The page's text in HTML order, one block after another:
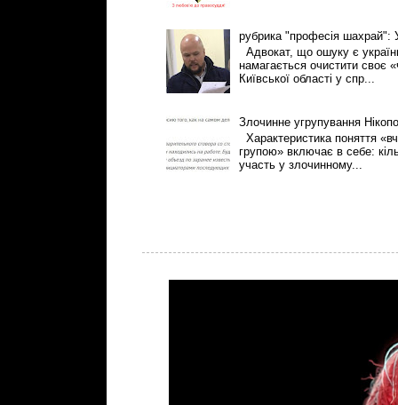
рубрика "професія шахрай":
Адвокат, що ошуку є
намагається очистити своє
Київської області у спр...
Злочинне угрупування
Характеристика поняття
групою» включає в себе:
участь у злочинному...